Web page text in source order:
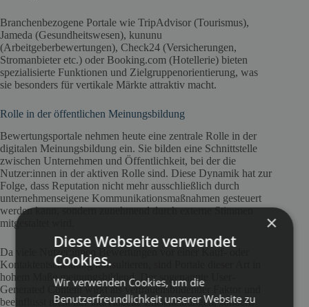
Branchenbezogene Portale wie TripAdvisor (Tourismus),
Jameda (Gesundheitswesen), kununu
(Arbeitgeberbewertungen), Check24 (Versicherungen,
Stromanbieter etc.) oder Booking.com (Hotellerie) bieten
spezialisierte Funktionen und Zielgruppenorientierung, was
sie besonders für vertikale Märkte attraktiv macht.
Rolle in der öffentlichen Meinungsbildung
Bewertungsportale nehmen heute eine zentrale Rolle in der
digitalen Meinungsbildung ein. Sie bilden eine Schnittstelle
zwischen Unternehmen und Öffentlichkeit, bei der die
Nutzer:innen in der aktiven Rolle sind. Diese Dynamik hat zur
Folge, dass Reputation nicht mehr ausschließlich durch
unternehmenseigene Kommunikationsmaßnahmen gesteuert
werden kann, sondern zunehmend durch externe Stimmen
mitgestaltet wird.
Da viele Nutzer:innen Bewertungen vor einer Kauf- oder
Kontaktentscheidung konsultieren, sind Portale dieser Art in
hohem Maße meinungsbildend. Der sogenannte User-
Generated Content wirkt als vertrauensbildender Faktor und
beeinflusst nicht nur individuelle Entscheidungen, sondern
×
Diese Webseite verwendet
Cookies.
Wir verwenden Cookies, um die
Benutzerfreundlichkeit unserer Website zu